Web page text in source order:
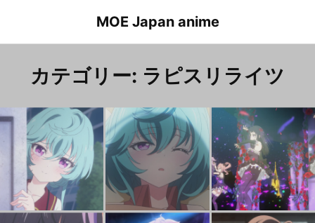
content
MOE Japan anime
カテゴリー: ラピスリライツ
Lapis Re:Lights Episode 8 Maryberry
ラピスリライツ ８話 メアリーベリー Lapis Re:Lights Episode 6 Maryberry
ラピスリライツ ６話 メアリーベリー ラ
Lapis Re:Lights Episode 6 Garnet
ラピスリライツ ６話 ガーネット Lapis Re:Lights Episode 6 Salsa
ラピスリライツ ６話 サルサ